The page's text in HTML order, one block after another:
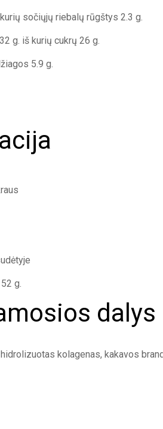
sočiųjų riebalų rūgštys 2.3 g.
g. iš kurių cukrų 26 g.
5.9 g.
g.
dalys
kolagenas, kakavos